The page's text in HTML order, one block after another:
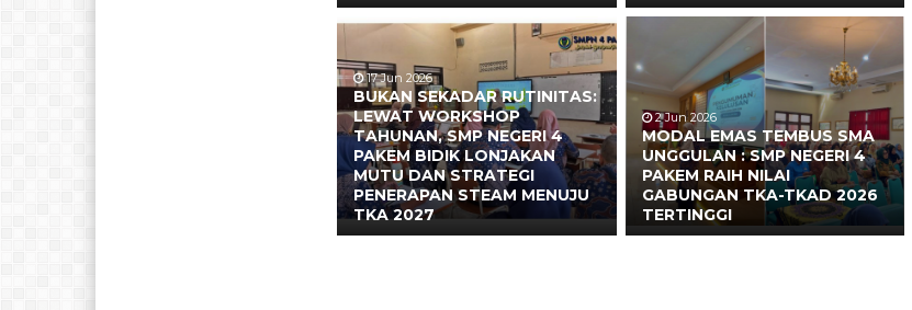
17 Jun 2026
BUKAN SEKADAR RUTINITAS:
LEWAT WORKSHOP
TAHUNAN, SMP NEGERI 4
PAKEM BIDIK LONJAKAN
MUTU DAN STRATEGI
PENERAPAN STEAM MENUJU
TKA 2027
2 Jun 2026
MODAL EMAS TEMBUS SMA
UNGGULAN : SMP NEGERI 4
PAKEM RAIH NILAI
GABUNGAN TKA-TKAD 2026
TERTINGGI